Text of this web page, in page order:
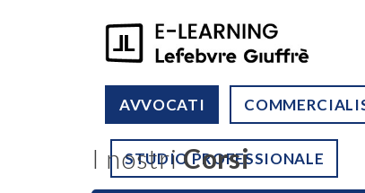
AVVOCATI
STUDIO PROFESSIONALE
I nostriCorsi